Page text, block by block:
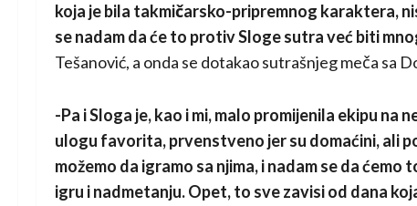
koja je bila takmičarsko-pripremnog karaktera,
se nadam da će to protiv Sloge sutra već biti
Tešanović, a onda se dotakao sutrašnjeg meča sa
-Pa i Sloga je, kao i mi, malo promijenila ekipu na
ulogu favorita, prvenstveno jer su domaćini, ali
možemo da igramo sa njima, i nadam se da
igru i nadmetanju. Opet, to sve zavisi od dana